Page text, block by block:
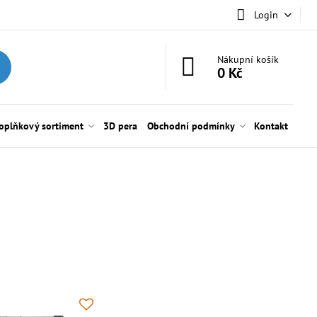
Login
Nákupní košík
0 Kč
sortiment 3D pera Obchodní podmínky Kontakt